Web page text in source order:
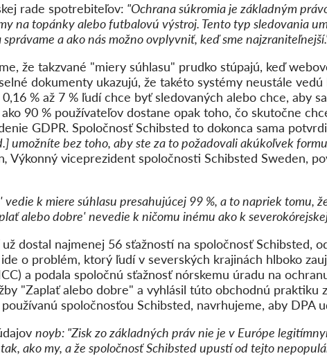
rade spotrebiteľov: "Ochrana súkromia je základným
na topánky alebo futbalovú výstroj. Tento typ sledovania
a ako nás možno ovplyvniť, keď sme
že takzvané "miery súhlasu" prudko stúpajú, keď
dokumenty ukazujú, že takéto systémy neustále vedú
% až 7 % ľudí chce byť sledovaných alebo chce, aby
90 % používateľov dostane opak toho, čo skutočne
GDPR. Spoločnosť Schibsted to dokonca sama
umožníte bez toho, aby ste za to požadovali akúkoľvek
, Výkonný viceprezident spoločnosti Schibsted Sweden,
k miere súhlasu presahujúcej 99 %, a to napriek tomu,
alebo dobre' nevedie k ničomu inému ako k
dostal najmenej 56 sťažností na spoločnosť Schibsted,
o problém, ktorý ľudí v severských krajinách hlboko
a podala spoločnú sťažnosť nórskemu úradu na
"Zaplať alebo dobre" a vyhlásil túto obchodnú praktiku
spoločnosťou Schibsted, navrhujeme, aby DPA
noyb: "Zisk zo základných práv nie je v Európe
ako my, a že spoločnosť Schibsted upustí od tejto